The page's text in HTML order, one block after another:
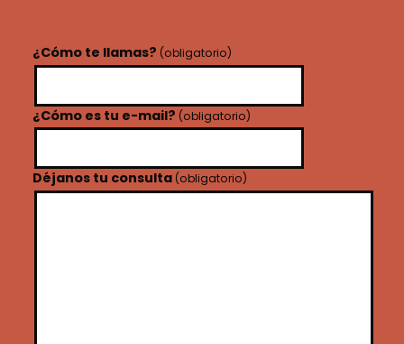
¿Cómo te llamas? (obligatorio)
¿Cómo es tu e-mail? (obligatorio)
Déjanos tu consulta (obligatorio)